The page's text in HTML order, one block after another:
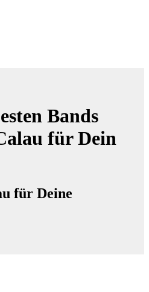
Bands
für Dein
für Deine